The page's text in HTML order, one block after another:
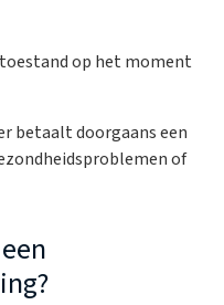
op het moment
betaalt doorgaans een
of